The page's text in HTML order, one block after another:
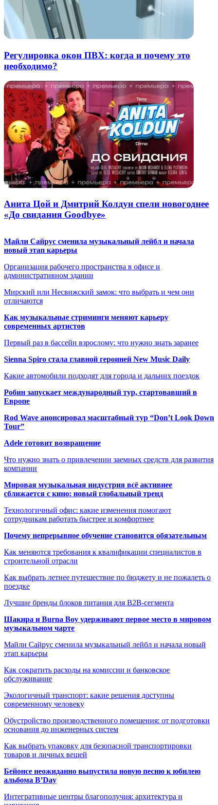
Регулировка окон ПВХ: когда и почему это
необходимо?
Анита Цой и Дмитрий Колдун спели новогоднее
«До свидания Goodbye»
Майли Сайрус сменила музыкальный лейбл и начала
новый этап карьеры
Организация рабочего пространства в офисе и
административном здании
Мирский или Несвижский замок: что выбрать и чем они
отличаются
Как музыкальные стриминги меняют карьеру
современных артистов
Первый раз в бассейн взрослому: что нужно знать заранее
Sienna Spiro стала главной героиней New Music Daily
Какие автомобили подходят для города и дальних поездок
Робин запускает международный тур, стартовавший в
Европе
Rod Wave анонсировал масштабный тур “Don’t Look Down
Tour”
Adele готовит возвращение
Что нужно знать о привлечении заемных средств для развития
компании
Мировая музыкальная индустрия всё активнее
сближается с кино: новый глобальный тренд
Технологичный офис: какие изменения помогают
сотрудникам работать быстрее и комфортнее
Почему непрерывное обучение становится обязательным
Как меняются требования к квалификации специалистов в
строительной отрасли
Как выбрать летнее путешествие по бюджету и не пожалеть о
поездке
Лучшие бренды блоков питания для B2B-сегмента
Шакира и Burna Boy удерживают первое место в мировом
музыкальном чарте
Майли Сайрус сменила музыкальный лейбл и начала новый
этап карьеры
Как сократить расходы на комиссии и банковское
обслуживание
Экологичный транспорт: какие решения доступны
современному человеку
Обустройство производственного помещения: от подготовки
основания до инженерных систем
Как выбрать упаковку для безопасной транспортировки
товаров и личных вещей
Бейонсе неожиданно выпустила новую песню к юбилею
альбома B’Day
Интегративные центры благополучия: архитектура и